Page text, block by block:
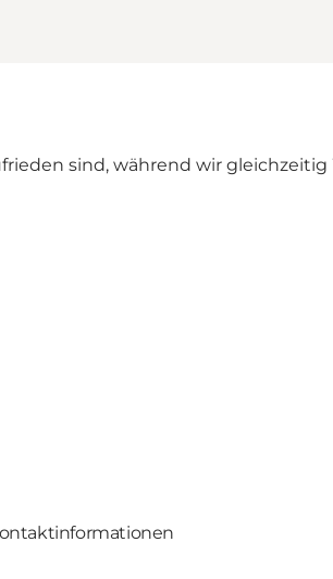
sind, während wir gleichzeitig